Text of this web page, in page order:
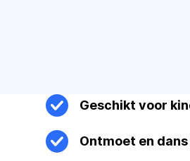
Geschikt voor
Ontmoet en